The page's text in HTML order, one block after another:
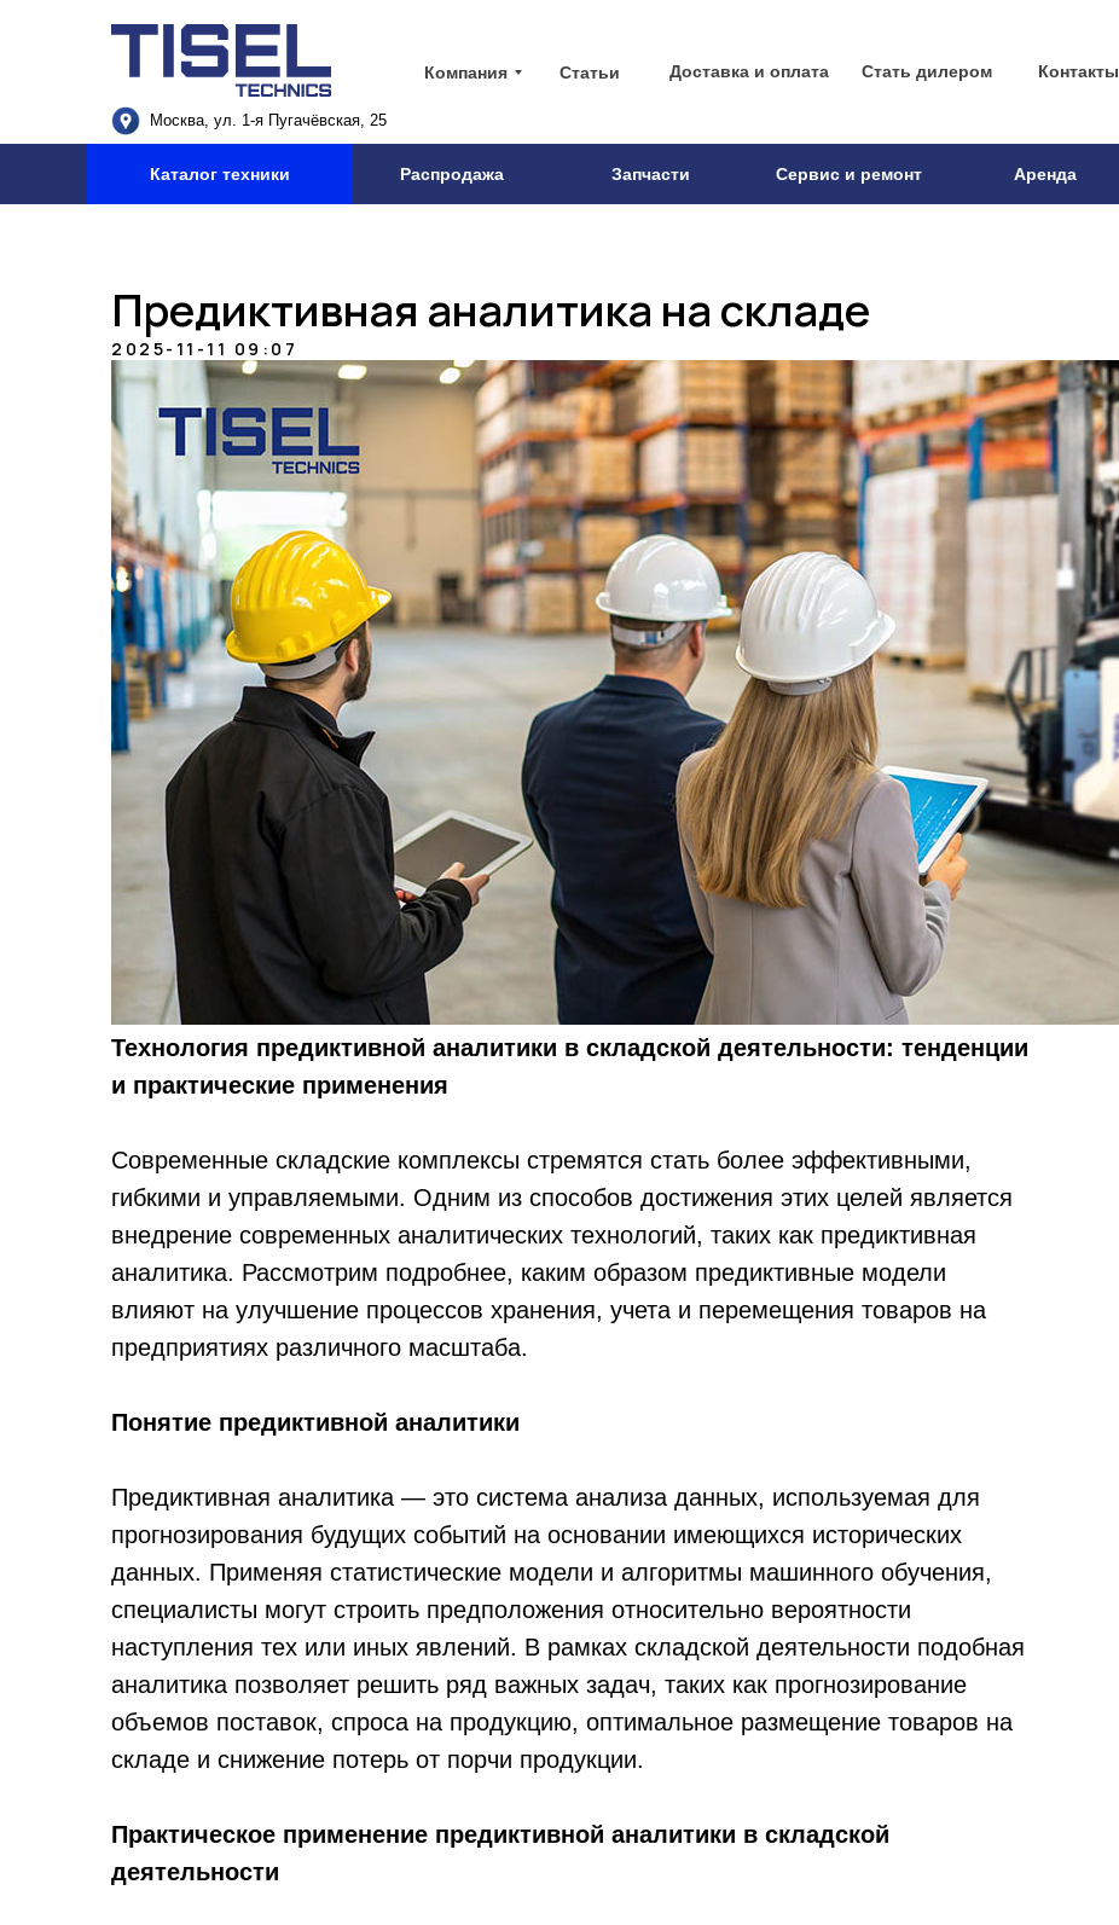
Москва, ул. 1-я Пугачёвская, 25
Аренда
Сервис и ремонт
Запчасти
Распродажа
Каталог техники
Контакты
Стать дилером
Доставка и оплата
Статьи
Компания
Предиктивная аналитика на складе
2025-11-11 09:07
Технология предиктивной аналитики в складской деятельности: тенденции
и практические применения
Современные складские комплексы стремятся стать более эффективными,
гибкими и управляемыми. Одним из способов достижения этих целей является
внедрение современных аналитических технологий, таких как предиктивная
аналитика. Рассмотрим подробнее, каким образом предиктивные модели
влияют на улучшение процессов хранения, учета и перемещения товаров на
предприятиях различного масштаба.
Понятие предиктивной аналитики
Предиктивная аналитика — это система анализа данных, используемая для
прогнозирования будущих событий на основании имеющихся исторических
данных. Применяя статистические модели и алгоритмы машинного обучения,
специалисты могут строить предположения относительно вероятности
наступления тех или иных явлений. В рамках складской деятельности подобная
аналитика позволяет решить ряд важных задач, таких как прогнозирование
объемов поставок, спроса на продукцию, оптимальное размещение товаров на
складе и снижение потерь от порчи продукции.
Практическое применение предиктивной аналитики в складской
деятельности